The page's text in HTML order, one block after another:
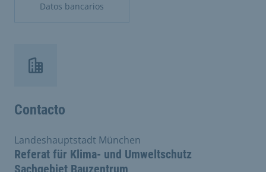
Datos bancarios
Contacto
Referat für Klima- und Umweltschutz
Sachgebiet Bauzentrum
Landeshauptstadt München